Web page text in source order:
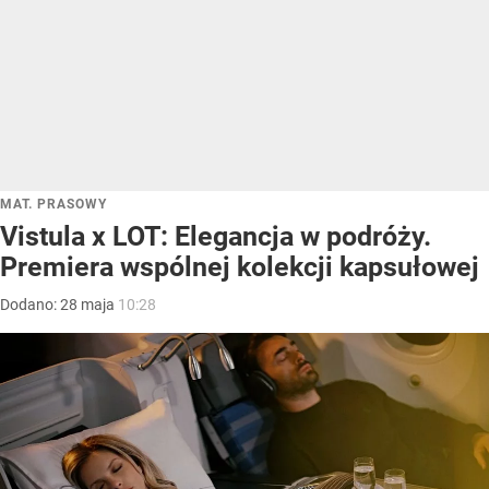
MAT. PRASOWY
Vistula x LOT: Elegancja w podróży.
Premiera wspólnej kolekcji kapsułowej
Dodano:28 maja 10:28